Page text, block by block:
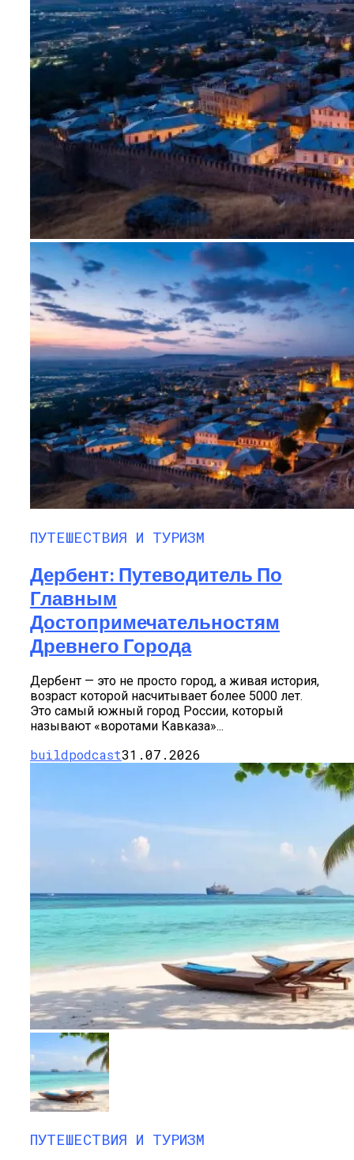
ПУТЕШЕСТВИЯ И ТУРИЗМ
Дербент: Путеводитель По
Главным
Достопримечательностям
Древнего Города
Дербент — это не просто город, а живая история,
возраст которой насчитывает более 5000 лет.
Это самый южный город России, который
называют «воротами Кавказа»...
buildpodcast31.07.2026
ПУТЕШЕСТВИЯ И ТУРИЗМ